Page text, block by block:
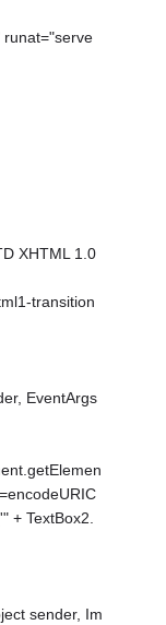
runat="serve
XHTML 1.0
transition
EventArgs
+ TextBox2.
sender, Im